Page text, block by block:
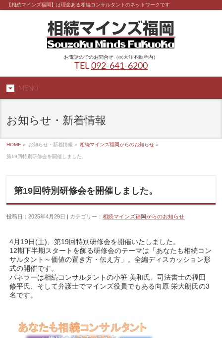
【相続マインズ福岡】は理念ある相続コンサルタントのネットワークです
お電話のでのお問合せ（㈱大洋不動産内）
TEL 092-641-6200
MENU
お知らせ・新着情報
HOME » お知らせ・新着情報 » 相続マインズ福岡からのお知らせ »
第19回特別研修会を開催しました。
第19回特別研修会を開催しました。
投稿日：2025年4月29日 | カテゴリー：相続マインズ福岡からのお知らせ
4月19日(土)、第19回特別研修会を開催いたしました。
12期下半期スタートを飾る研修会のテーマは「あなたも相続コン
サルタント～価値の置き方・伝え方」。全編ディスカッション形
式の開催です。
パネラーは相続コンサルタントの小笹 美和氏、司法書士の福田
修平氏、そして弁護士でマインズ役員でもある向原 栄大朗氏の3
名です。